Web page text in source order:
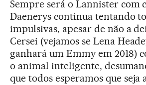
Sempre será o Lannister com
Daenerys continua tentando
impulsivas, apesar de não a
Cersei (vejamos se Lena
ganhará um Emmy em 2018)
o animal inteligente,
que todos esperamos que seja